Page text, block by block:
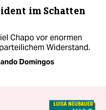
im Schatten
Chapo vor enormen
Widerstand.
Domingos